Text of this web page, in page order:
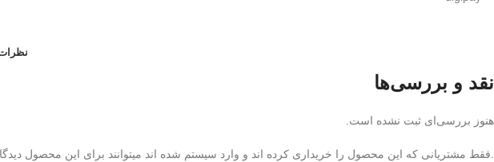
نظرات
نقد و بررسی‌ها
هنوز بررسی‌ای ثبت نشده است.
.فقط مشتریانی که این محصول را خریداری کرده اند و وارد سیستم شده اند میتوانند برای این محصول